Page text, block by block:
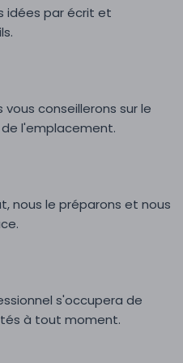
idées par écrit et
vous conseillerons sur le
l'emplacement.
nous le préparons et nous
s'occupera de
à tout moment.